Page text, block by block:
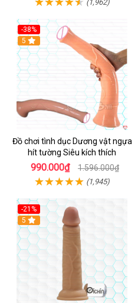
-38%
Hot
5
Đồ chơi tình dục Dương vật ngựa
hít tường Siêu kích thích
990.000₫ 1.596.000₫
(1,945)
-21%
Hot
5